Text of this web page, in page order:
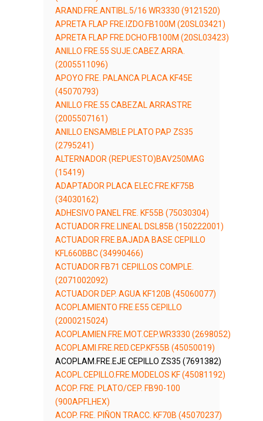
ARAND.FRE.ANTIBL.5/16 WR3330 (9121520)
APRETA FLAP FRE.IZDO.FB100M (20SL03421)
APRETA FLAP FRE.DCHO.FB100M (20SL03423)
ANILLO FRE.55 SUJE.CABEZ.ARRA.
(2005511096)
APOYO FRE. PALANCA PLACA KF45E
(45070793)
ANILLO FRE.55 CABEZAL ARRASTRE
(2005507161)
ANILLO ENSAMBLE PLATO PAP ZS35
(2795241)
ALTERNADOR (REPUESTO)BAV250MAG
(15419)
ADAPTADOR PLACA ELEC.FRE.KF75B
(34030162)
ADHESIVO PANEL FRE. KF55B (75030304)
ACTUADOR FRE.LINEAL DSL85B (150222001)
ACTUADOR FRE.BAJADA BASE CEPILLO
KFL660BBC (34990466)
ACTUADOR FB71 CEPILLOS COMPLE.
(2071002092)
ACTUADOR DEP. AGUA KF120B (45060077)
ACOPLAMIENTO FRE.E55 CEPILLO
(2000215024)
ACOPLAMIEN.FRE.MOT.CEP.WR3330 (2698052)
ACOPLAMI.FRE.RED.CEP.KF55B (45050019)
ACOPLAM.FRE.EJE CEPILLO ZS35 (7691382)
ACOPL.CEPILLO.FRE.MODELOS KF (45081192)
ACOP. FRE. PLATO/CEP. FB90-100
(900APFLHEX)
ACOP. FRE. PIÑON TRACC. KF70B (45070237)